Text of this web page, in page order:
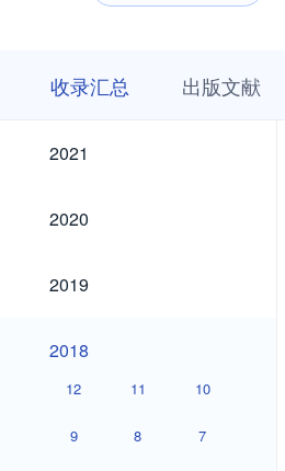
收录汇总 出版文献
2021
2021
2020
2020
2019
2019
2018
2018
12 11 10
9 8 7